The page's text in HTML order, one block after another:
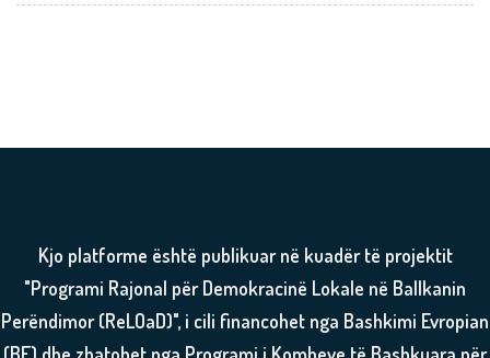
Kjo platforme është publikuar në kuadër të projektit
"Programi Rajonal për Demokracinë Lokale në Ballkanin
Perëndimor (ReLOaD)", i cili financohet nga Bashkimi Evropian